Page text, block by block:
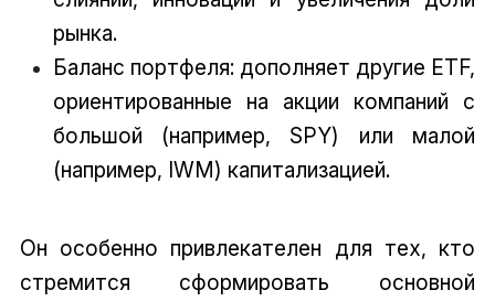
рынка.
Баланс портфеля: дополняет другие ETF,
ориентированные на акции компаний с
большой (например, SPY) или малой
(например, IWM) капитализацией.
Он особенно привлекателен для тех, кто
стремится сформировать основной